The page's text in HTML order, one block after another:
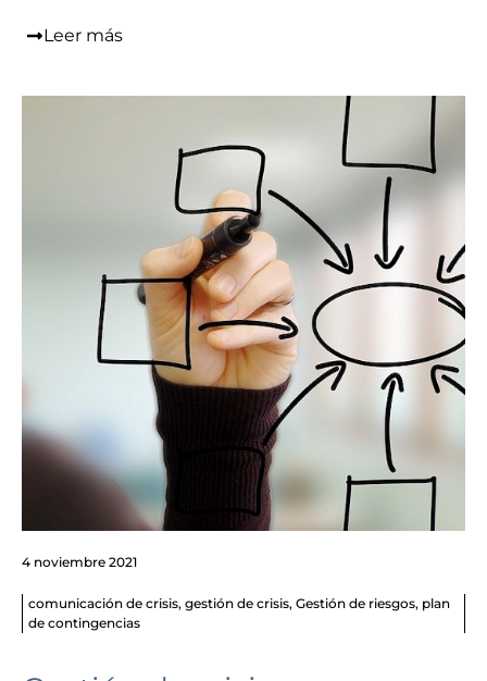
Leer más
4 noviembre 2021
comunicación de crisis, gestión de crisis, Gestión de riesgos, plan
de contingencias